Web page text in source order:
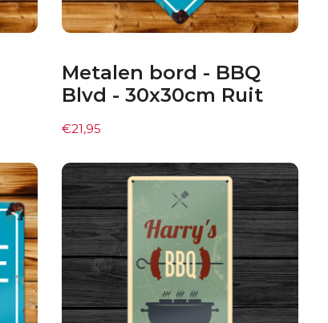
Metalen bord - BBQ
Blvd - 30x30cm Ruit
€21,95